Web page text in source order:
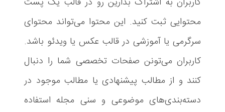
محتوایی ثبت کنید. این محتوا می‌تواند محتوای
سرگرمی یا آموزشی در قالب عکس یا ویدئو باشد.
کاربران می‌تونن صفحات تخصصی شما را دنبال
کنند و از مطالب پیشنهادی یا مطالب موجود در
دسته‌بندی‌های موضوعی و سنی مجله استفاده